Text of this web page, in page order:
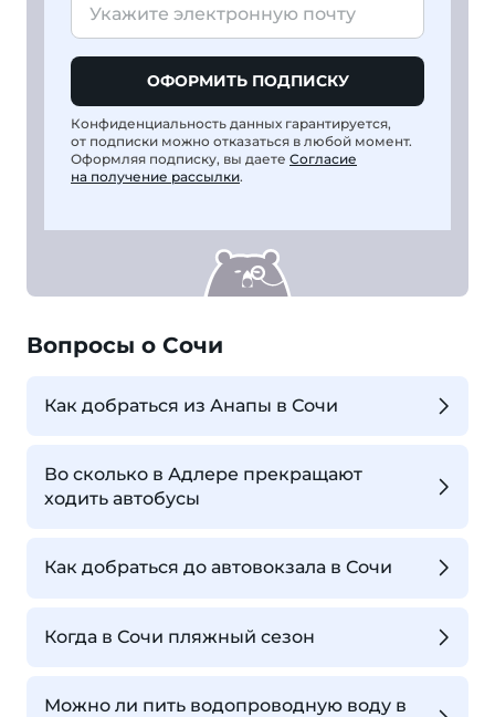
ОФОРМИТЬ ПОДПИСКУ
Конфиденциальность данных гарантируется,
от подписки можно отказаться в любой момент.
Оформляя подписку, вы даете Согласие
на получение рассылки.
Вопросы о Сочи
Как добраться из Анапы в Сочи
Во сколько в Адлере прекращают
ходить автобусы
Как добраться до автовокзала в Сочи
Когда в Сочи пляжный сезон
Можно ли пить водопроводную воду в